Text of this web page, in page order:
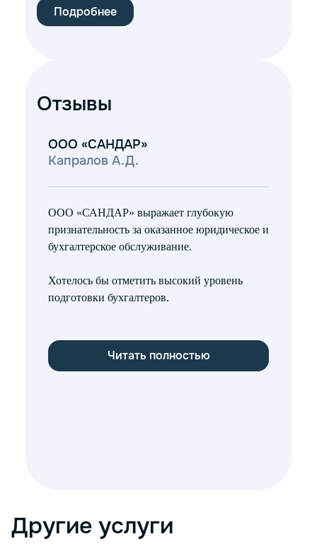
Подробнее
Отзывы
ООО «САНДАР»
Капралов А.Д.
ООО «САНДАР» выражает глубокую
признательность за оказанное юридическое и
бухгалтерское обслуживание.
Хотелось бы отметить высокий уровень
подготовки бухгалтеров.
Читать полностью
Другие услуги